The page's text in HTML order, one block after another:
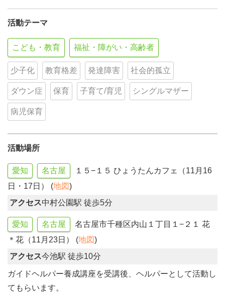
活動テーマ
こども・教育 福祉・障がい・高齢者
少子化 教育格差 発達障害 社会的孤立
ダウン症 保育 子育て/育児 シングルマザー
病児保育
活動場所
愛知 名古屋
１５−１５ ひょうたんカフェ（11月16
日・17日） (地図)
アクセス中村公園駅 徒歩5分
愛知 名古屋
名古屋市千種区内山１丁目１−２１ 花
＊花（11月23日） (地図)
アクセス今池駅 徒歩10分
ガイドヘルパー養成講座を受講後、ヘルパーとして活動し
てもらいます。